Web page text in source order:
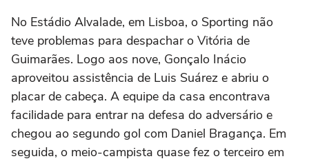
No Estádio Alvalade, em Lisboa, o Sporting não
teve problemas para despachar o Vitória de
Guimarães. Logo aos nove, Gonçalo Inácio
aproveitou assistência de Luis Suárez e abriu o
placar de cabeça. A equipe da casa encontrava
facilidade para entrar na defesa do adversário e
chegou ao segundo gol com Daniel Bragança. Em
seguida, o meio-campista quase fez o terceiro em